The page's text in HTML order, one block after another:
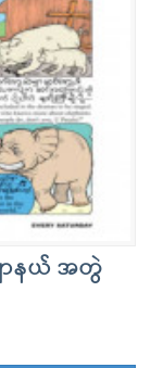
ာနယ် အတွဲ